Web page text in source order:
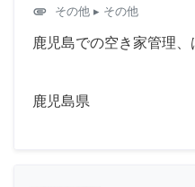
attachment その他 ▸ その他
鹿児島での空き家管理、
鹿児島県